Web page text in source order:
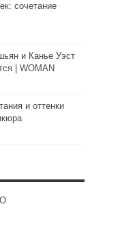
сочетание
и Канье Уэст
| WOMAN
и оттенки